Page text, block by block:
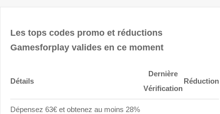
Les tops codes promo et réductions
Gamesforplay valides en ce moment
Détails
Dernière
Vérification
Réduction
Dépensez 63€ et obtenez au moins 28%